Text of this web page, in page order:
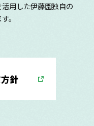
用した伊藤園独自の
。
針